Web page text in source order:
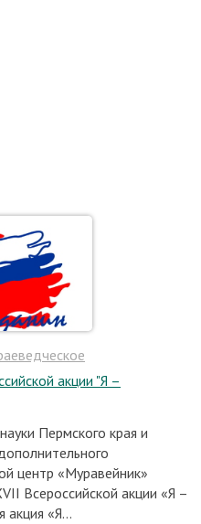
акции "Я –
Пермского края и
центр «Муравейник»
Всероссийской акции «Я –
акция «Я...